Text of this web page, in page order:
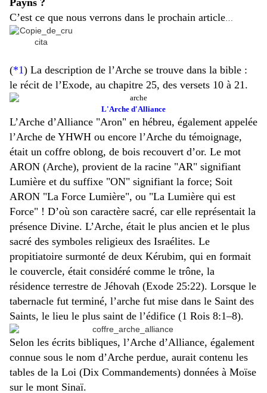
Payns ?
C’est ce que nous verrons dans le prochain article…
(*1) La description de l’Arche se trouve dans la bible :
le récit de l’Exode, au chapitre 25, des versets 10 à 21.
L'Arche d'Alliance
L’Arche d’Alliance "Aron" en hébreu, également appelée
l’Arche de YHWH ou encore l’Arche du témoignage,
était un coffre oblong, de bois recouvert d’or. Le mot
ARON (Arche), provient de la racine "AR" signifiant
Lumière et du suffixe "ON" signifiant la force; Soit
ARON "La Force Lumière", ou "La Lumière qui est
Force" ! D’où son caractère sacré, car elle représentait la
présence Divine. L’Arche, était le plus ancien et le plus
sacré des symboles religieux des Israélites. Le
propitiatoire surmonté de deux Kérubim, qui en formait
le couvercle, était considéré comme le trône, la
résidence terrestre de Jéhovah (Exode 25:22). Lorsque le
tabernacle fut terminé, l’arche fut mise dans le Saint des
Saints, le lieu le plus saint de l’édifice (1 Rois 8:1–8).
Selon les écrits bibliques, l’Arche d’Alliance, également
connue sous le nom d’Arche perdue, aurait contenu les
tables de la Loi (Dix Commandements) données à Moïse
sur le mont Sinaï.